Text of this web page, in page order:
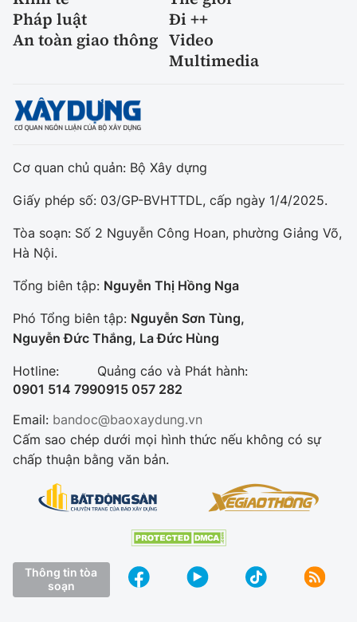
Pháp luật
Đi ++
An toàn giao thông Video
Multimedia
Cơ quan chủ quản: Bộ Xây dựng
Giấy phép số: 03/GP-BVHTTDL, cấp ngày 1/4/2025.
Tòa soạn: Số 2 Nguyễn Công Hoan, phường Giảng Võ,
Hà Nội.
Tổng biên tập: Nguyễn Thị Hồng Nga
Phó Tổng biên tập: Nguyễn Sơn Tùng,
Nguyễn Đức Thắng, La Đức Hùng
Hotline:
0901 514 799
Quảng cáo và Phát hành:
0915 057 282
Email: bandoc@baoxaydung.vn
Cấm sao chép dưới mọi hình thức nếu không có sự
chấp thuận bằng văn bản.
Thông tin tòa
soạn